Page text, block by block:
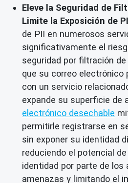
Eleve la Seguridad de
Limite la Exposición de
de PII en numerosos
significativamente el
seguridad por filtración
que su correo electrónico
con un servicio
expande su superficie de
electrónico desechable
permitirle registrarse en
sin exponer su identidad
reduciendo el potencial
identidad por parte de los
amenazas y limitando el